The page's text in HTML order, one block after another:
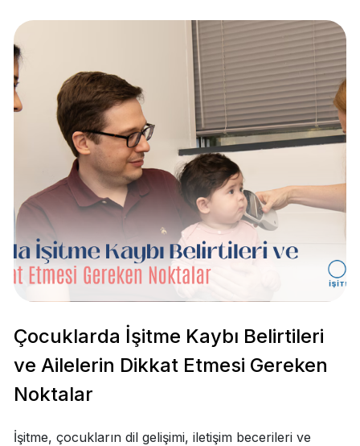
Çocuklarda İşitme Kaybı Belirtileri
ve Ailelerin Dikkat Etmesi Gereken
Noktalar
İşitme, çocukların dil gelişimi, iletişim becerileri ve